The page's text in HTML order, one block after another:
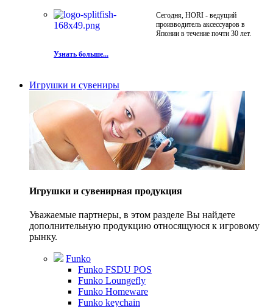
Сегодня, HORI - ведущий
производитель аксессуаров в
Японии в течение почти 30 лет.
Узнать больше...
Игрушки и сувениры
Игрушки и сувенирная продукция
Уважаемые партнеры, в этом разделе Вы найдете
дополнительную продукцию относящуюся к игровому
рынку.
Funko
Funko FSDU POS
Funko Loungefly
Funko Homeware
Funko keychain